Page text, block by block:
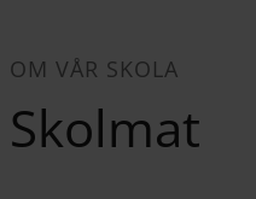
OM VÅR SKOLA
Skolmat